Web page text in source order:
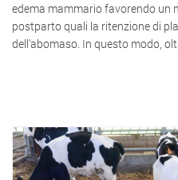
edema mammario favorendo un
postparto quali la ritenzione di
dell’abomaso. In questo modo,